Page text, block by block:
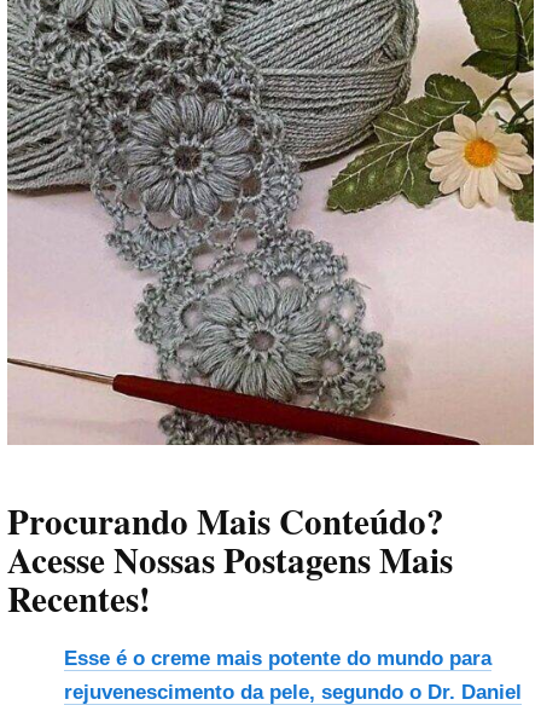
Procurando Mais Conteúdo?
Acesse Nossas Postagens Mais
Recentes!
Esse é o creme mais potente do mundo para
rejuvenescimento da pele, segundo o Dr. Daniel